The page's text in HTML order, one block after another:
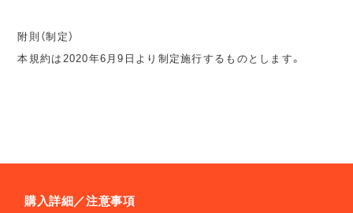
附則（制定）
本規約は2020年6月9日より制定施行するものとします。
購入詳細／注意事項